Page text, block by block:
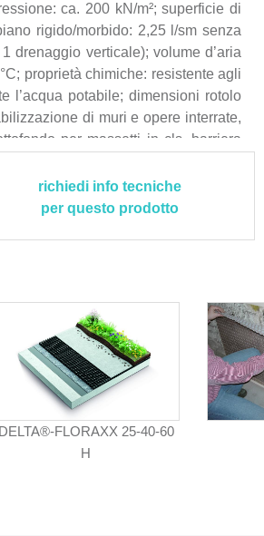
ca. 200 kN/m²; superficie di
rigido/morbido: 2,25 l/sm senza
drenaggio verticale); volume d’aria
proprietà chimiche: resistente agli
l’acqua potabile; dimensioni rotolo
di muri e opere interrate,
per massetti in cls, barriera
tecniche della Direzione
del capitolato speciale d'appalto.
posizionato a piede muro
con eventuale carico in alto, i rilievi
ed uniformità della superficie
che gli interventi di posa siano
i campioni richiesti dalla direzione
membrana accertandosi che non vi
a parete mediante DELTA®-
richiedi info tecniche
per questo prodotto
DELTA®-FLORAXX 25-40-60
H